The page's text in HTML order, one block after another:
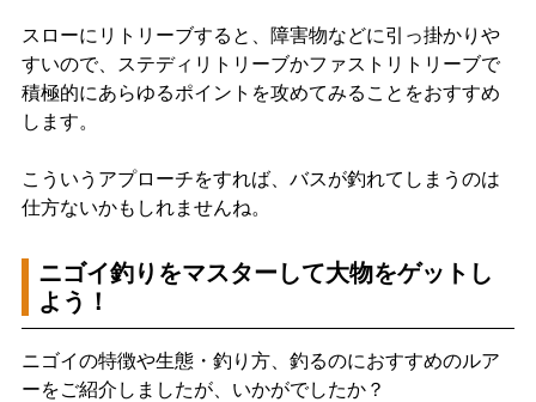
スローにリトリーブすると、障害物などに引っ掛かりや
すいので、ステディリトリーブかファストリトリーブで
積極的にあらゆるポイントを攻めてみることをおすすめ
します。
こういうアプローチをすれば、バスが釣れてしまうのは
仕方ないかもしれませんね。
ニゴイ釣りをマスターして大物をゲットし
よう！
ニゴイの特徴や生態・釣り方、釣るのにおすすめのルア
ーをご紹介しましたが、いかがでしたか？